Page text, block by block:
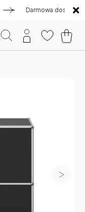
Darmowa dostawa dla